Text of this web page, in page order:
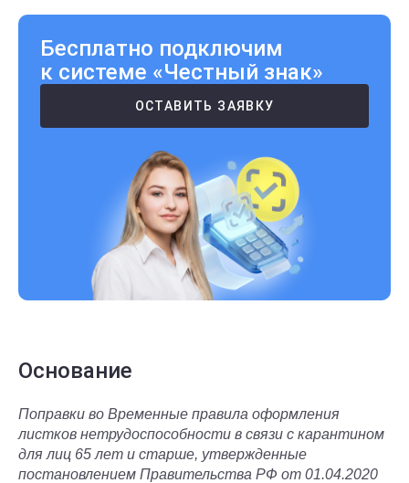
Бесплатно подключим
к системе «Честный знак»
ОСТАВИТЬ ЗАЯВКУ
Основание
Поправки во Временные правила оформления
листков нетрудоспособности в связи с карантином
для лиц 65 лет и старше, утвержденные
постановлением Правительства РФ от 01.04.2020